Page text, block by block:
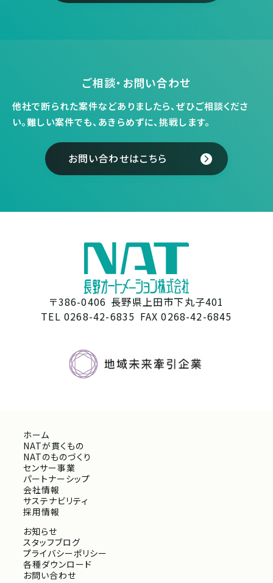
ご相談・お問い合わせ
他社で断られた案件などありましたら、ぜひご相談くださ
い。難しい案件でも、あきらめずに、挑戦します。
お問い合わせはこちら
〒386-0406 長野県上田市下丸子401
TEL 0268-42-6835 FAX 0268-42-6845
ホーム
NATが貫くもの
NATのものづくり
センサー事業
パートナーシップ
会社情報
サステナビリティ
採用情報
お知らせ
スタッフブログ
プライバシーポリシー
各種ダウンロード
お問い合わせ